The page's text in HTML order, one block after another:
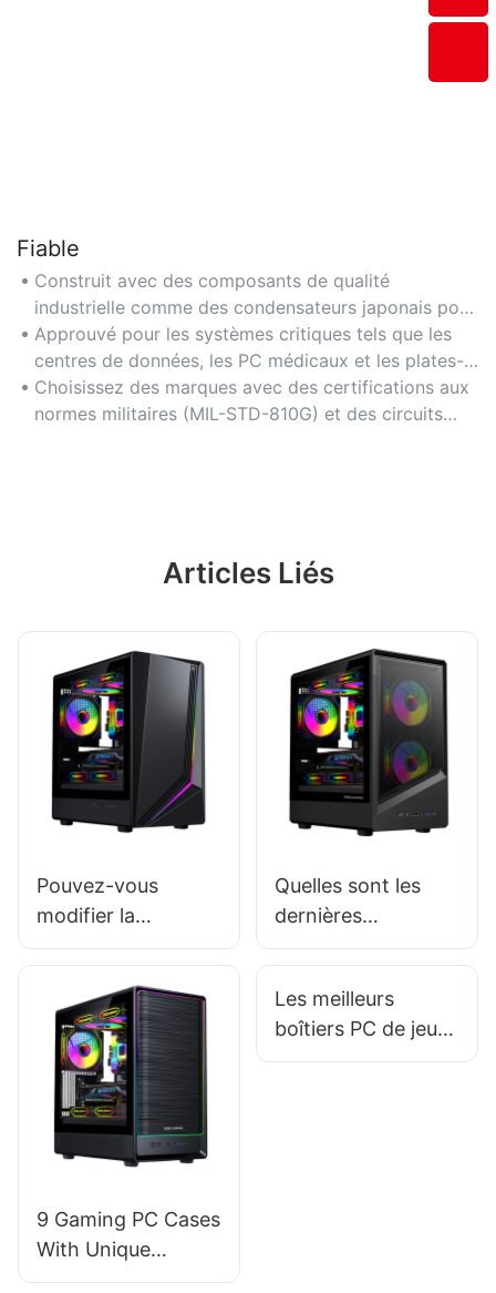
Fiable
Construit avec des composants de qualité
industrielle comme des condensateurs japonais pour
plus de 100 000 heures de MTBF (temps moyen
entre pannes).
Approuvé pour les systèmes critiques tels que les
centres de données, les PC médicaux et les plates-
formes d'extraction de crypto-monnaie.
Choisissez des marques avec des certifications aux
normes militaires (MIL-STD-810G) et des circuits
Articles Liés
Pouvez-vous
modifier la
structure intérieure
jeu ?
Quelles sont les
dernières
tendances en
conception de
boîtiers PC ?
9 Gaming PC Cases
With Unique
Aesthetic Designs​
Les meilleurs
boîtiers PC de jeu
pour les amateurs